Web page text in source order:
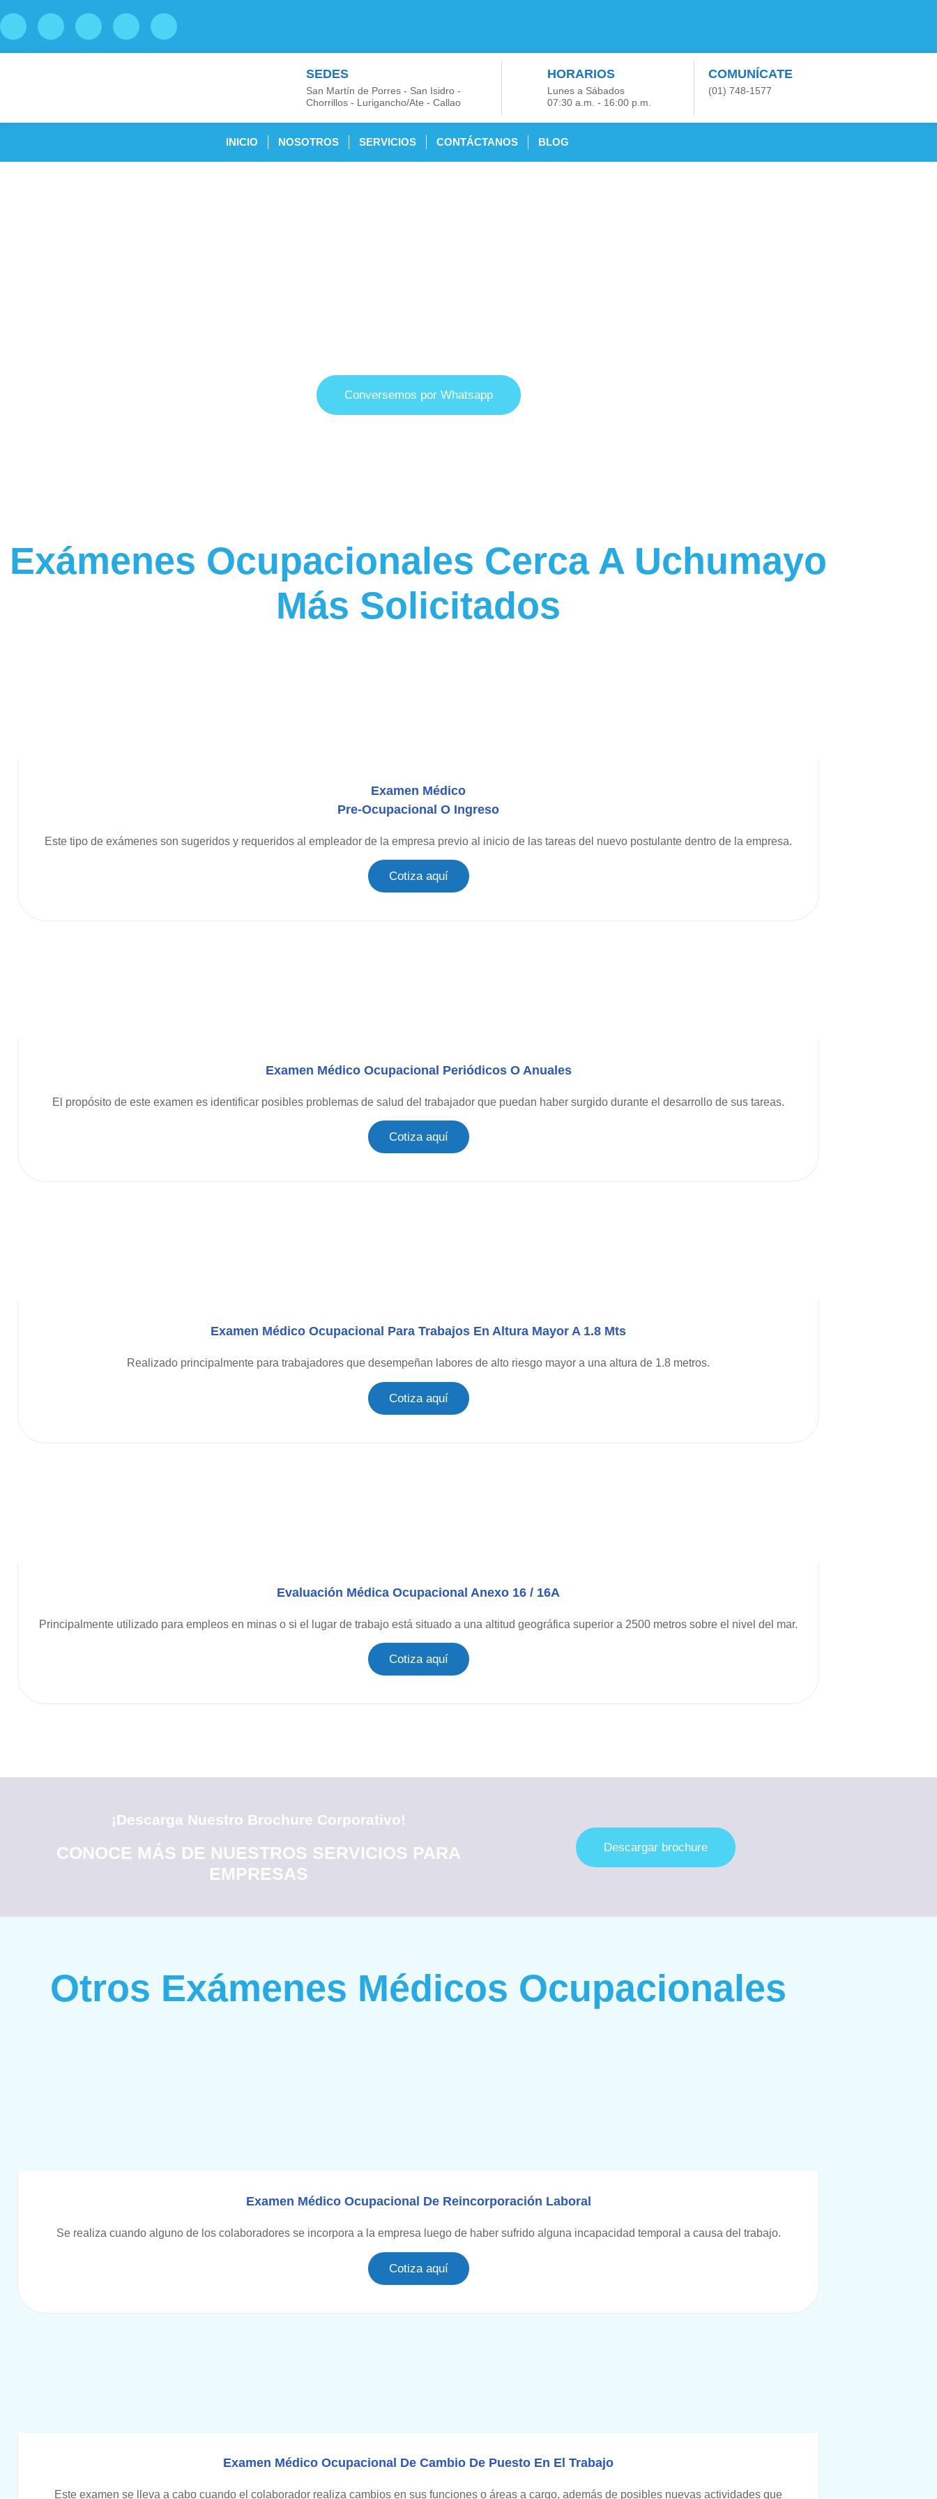
SEDES
San Martín de Porres - San Isidro -
Chorrillos - Lurigancho/Ate - Callao
HORARIOS
Lunes a Sábados
07:30 a.m. - 16:00 p.m.
COMUNÍCATE
(01) 748-1577
INICIO NOSOTROS SERVICIOS CONTÁCTANOS BLOG
Conversemos por Whatsapp
Exámenes Ocupacionales Cerca A Uchumayo
Más Solicitados
Examen Médico
Pre-Ocupacional O Ingreso
Este tipo de exámenes son sugeridos y requeridos al empleador de la empresa previo al inicio de las tareas del nuevo postulante dentro de la empresa.
Cotiza aquí
Examen Médico Ocupacional Periódicos O Anuales
El propósito de este examen es identificar posibles problemas de salud del trabajador que puedan haber surgido durante el desarrollo de sus tareas.
Cotiza aquí
Examen Médico Ocupacional Para Trabajos En Altura Mayor A 1.8 Mts
Realizado principalmente para trabajadores que desempeñan labores de alto riesgo mayor a una altura de 1.8 metros.
Cotiza aquí
Evaluación Médica Ocupacional Anexo 16 / 16A
Principalmente utilizado para empleos en minas o si el lugar de trabajo está situado a una altitud geográfica superior a 2500 metros sobre el nivel del mar.
Cotiza aquí
¡Descarga Nuestro Brochure Corporativo!
CONOCE MÁS DE NUESTROS SERVICIOS PARA
EMPRESAS
Descargar brochure
Otros Exámenes Médicos Ocupacionales
Examen Médico Ocupacional De Reincorporación Laboral
Se realiza cuando alguno de los colaboradores se incorpora a la empresa luego de haber sufrido alguna incapacidad temporal a causa del trabajo.
Cotiza aquí
Examen Médico Ocupacional De Cambio De Puesto En El Trabajo
Este examen se lleva a cabo cuando el colaborador realiza cambios en sus funciones o áreas a cargo, además de posibles nuevas actividades que